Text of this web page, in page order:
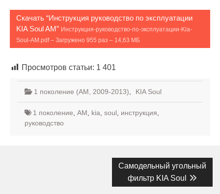
Скачать “Инструкция руководство по эксплуатации
KIA Soul AM” Инструкция-руководство-по-эксплуатации-Kia-
Soul-AM.pdf – Загружено 955 раз – 14,63 МБ
Просмотров статьи: 1 401
1 поколение (AM, 2009-2013) KIA Soul
1 поколение AM kia soul инструкция
руководство
Следующая
запись:
Самодельный угольный
фильтр KIA Soul